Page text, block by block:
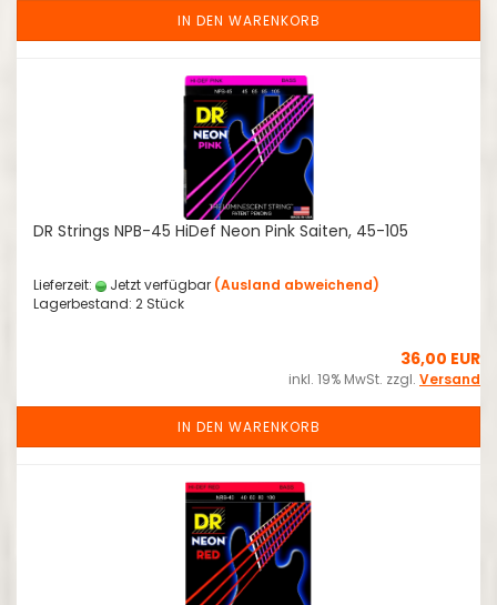
IN DEN WARENKORB
DR Strings NPB-45 HiDef Neon Pink Saiten, 45-105
Lieferzeit: Jetzt verfügbar (Ausland abweichend)
Lagerbestand: 2 Stück
36,00 EUR
inkl. 19% MwSt. zzgl. Versand
IN DEN WARENKORB